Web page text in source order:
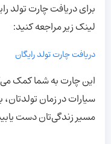
برای دریافت چارت تولد
لینک زیر مراجعه کنید:
دریافت چارت تولد رایگان
این چارت به شما کمک
سیارات در زمان
مسیر زندگی‌تان دست